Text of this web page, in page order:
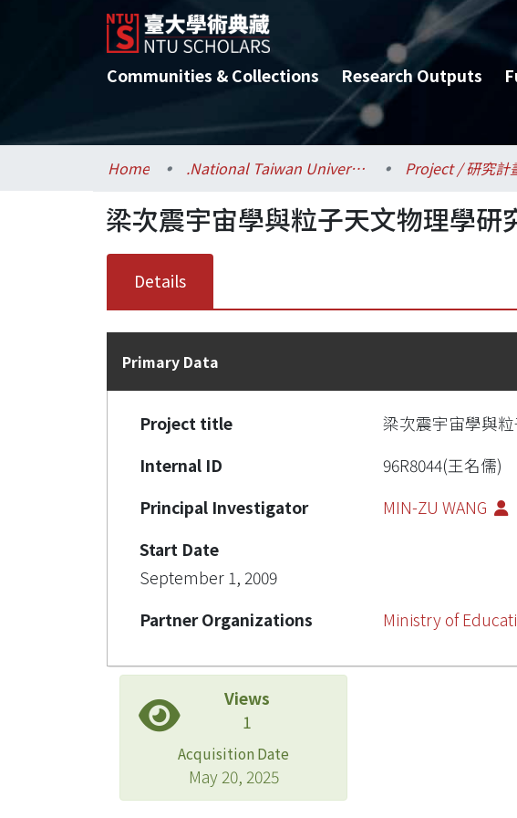
Communities & Collections Research Outputs
Home .National Taiwan University / 國立臺灣大學 Project / 研究計
梁次震宇宙學與粒子天文物理學研
Details
Primary Data
Project title
梁次震宇宙學與
Internal ID
96R8044(王名儒)
Principal Investigator
MIN-ZU WANG
Start Date
September 1, 2009
Partner Organizations
Ministry of
Views
1
Acquisition Date
May 20, 2025